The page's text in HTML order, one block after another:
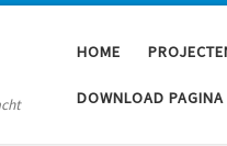
HOME
DOWNLOAD PAGINA